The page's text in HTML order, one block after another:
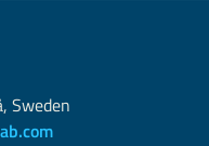
Sweden